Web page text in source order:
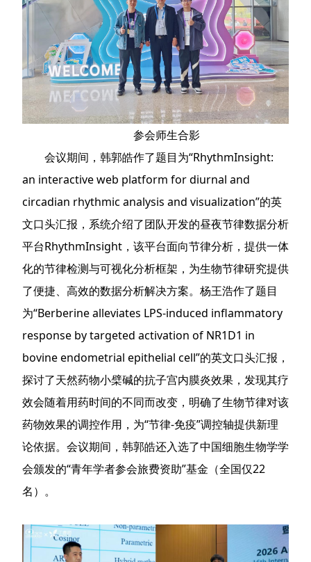
参会师生合影
会议期间，韩郭皓作了题目为“RhythmInsight:
an interactive web platform for diurnal and
circadian rhythmic analysis and visualization”的英
文口头汇报，系统介绍了团队开发的昼夜节律数据分析
平台RhythmInsight，该平台面向节律分析，提供一体
化的节律检测与可视化分析框架，为生物节律研究提供
了便捷、高效的数据分析解决方案。杨王浩作了题目
为“Berberine alleviates LPS-induced inflammatory
response by targeted activation of NR1D1 in
bovine endometrial epithelial cell”的英文口头汇报，
探讨了天然药物小檗碱的抗子宫内膜炎效果，发现其疗
效会随着用药时间的不同而改变，明确了生物节律对该
药物效果的调控作用，为“节律-免疫”调控轴提供新理
论依据。会议期间，韩郭皓还入选了中国细胞生物学学
会颁发的“青年学者参会旅费资助”基金（全国仅22
名）。